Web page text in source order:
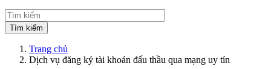
Trang chủ
Dịch vụ đăng ký tài khoản đấu thầu qua mạng uy tín